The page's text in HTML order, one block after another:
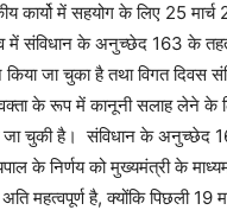
कार्यो में सहयोग के लिए 25
में संविधान के अनुच्छेद 163 के
जा चुका है तथा विगत दिवस
के रूप में कानूनी सलाह लेने के
जा चुकी है। संविधान के अनुच्छेद
के निर्णय को मुख्यमंत्री के
महत्वपूर्ण है, क्योंकि पिछली 19